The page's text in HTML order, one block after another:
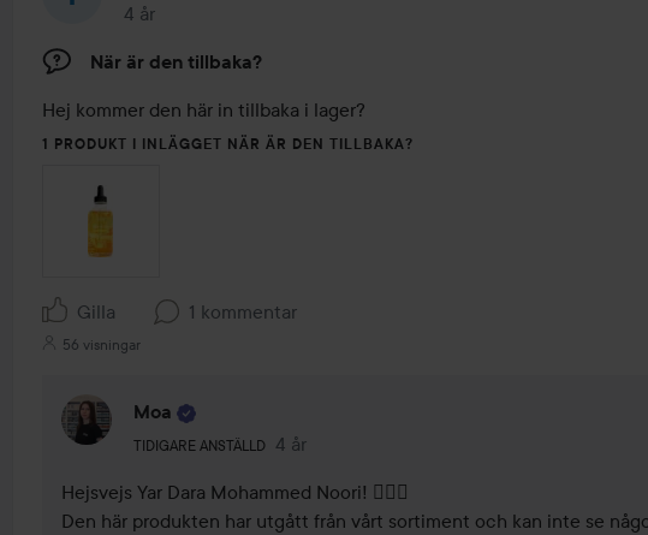
4 år
Inlägget skapades 4 år
När är den tillbaka?
Hej kommer den här in tillbaka i lager?
1 PRODUKT I INLÄGGET NÄR ÄR DEN TILLBAKA?
Gilla 1 kommentar
56 visningar
Moa
TIDIGARE ANSTÄLLD
Användarens roll: Tidigare anställd.
4 år
Kommentaren lades 4 år
Hejsvejs Yar Dara Mohammed Noori! 🙋🏼‍♀️
Den här produkten har utgått från vårt sortiment och kan inte se